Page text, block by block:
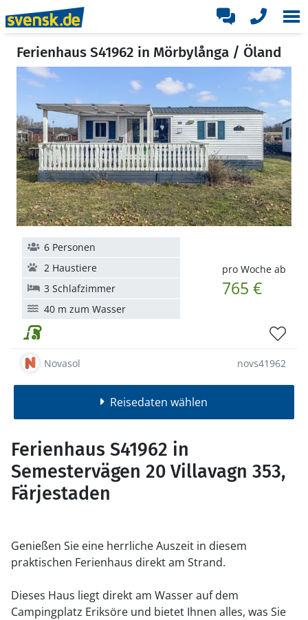
Ferienhaus S41962 in Mörbylånga / Öland
pro Woche ab
765 €
6 Personen
2 Haustiere
3 Schlafzimmer
40 m zum Wasser
Novasol novs41962
Reisedaten wählen
Ferienhaus S41962 in
Semestervägen 20 Villavagn 353,
Färjestaden
Genießen Sie eine herrliche Auszeit in diesem
praktischen Ferienhaus direkt am Strand.
Dieses Haus liegt direkt am Wasser auf dem
Campingplatz Eriksöre und bietet Ihnen alles, was Sie